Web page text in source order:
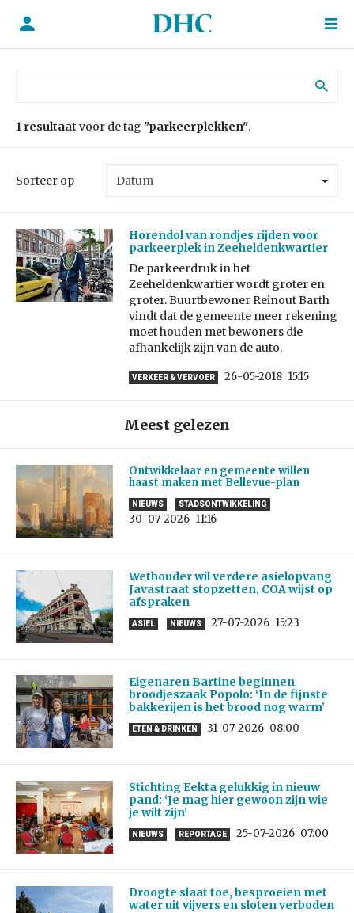
1 resultaat voor de tag "parkeerplekken".
Sorteer op
Horendol van rondjes rijden voor
parkeerplek in Zeeheldenkwartier
De parkeerdruk in het
Zeeheldenkwartier wordt groter en
groter. Buurtbewoner Reinout Barth
vindt dat de gemeente meer rekening
moet houden met bewoners die
afhankelijk zijn van de auto.
VERKEER & VERVOER 26-05-2018 15:15
Meest gelezen
Ontwikkelaar en gemeente willen
haast maken met Bellevue-plan
NIEUWS STADSONTWIKKELING
30-07-2026 11:16
Wethouder wil verdere asielopvang
Javastraat stopzetten, COA wijst op
afspraken
ASIEL NIEUWS 27-07-2026 15:23
Eigenaren Bartine beginnen
broodjeszaak Popolo: ‘In de fijnste
bakkerijen is het brood nog warm’
ETEN & DRINKEN 31-07-2026 08:00
Stichting Eekta gelukkig in nieuw
pand: ‘Je mag hier gewoon zijn wie
je wilt zijn’
NIEUWS REPORTAGE 25-07-2026 07:00
Droogte slaat toe, besproeien met
water uit vijvers en sloten verboden